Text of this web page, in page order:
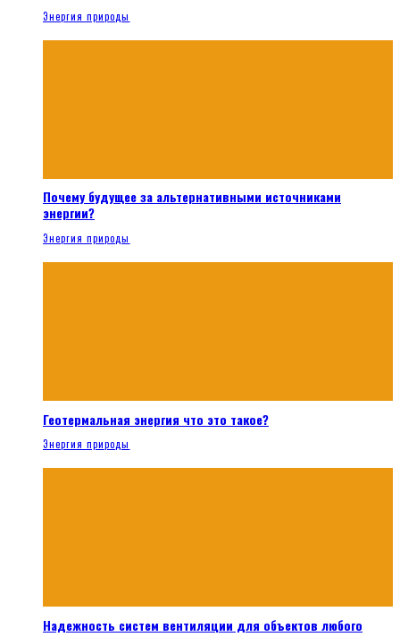
Энергия природы
Почему будущее за альтернативными источниками
энергии?
Энергия природы
Геотермальная энергия что это такое?
Энергия природы
Надежность систем вентиляции для объектов любого